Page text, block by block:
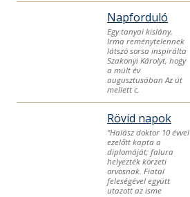
Napforduló
Egy tanyai kislány,
Irma reménytelennek
látszó sorsa inspirálta
Szakonyi Károlyt, hogy
a múlt év
augusztusában Az út
mellett c.
Rövid napok
”Halász doktor 10 évvel
ezelőtt kapta a
diplomáját; falura
helyezték körzeti
orvosnak. Fiatal
feleségével együtt
utazott az isme